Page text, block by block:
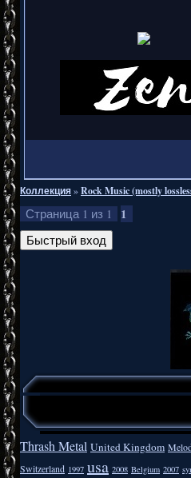
Коллекция»Rock Music (mostly
Страница 1 из 1 1
Thrash Metal United Kingdom
Switzerland 1997 usa 2008 Belgium 2007